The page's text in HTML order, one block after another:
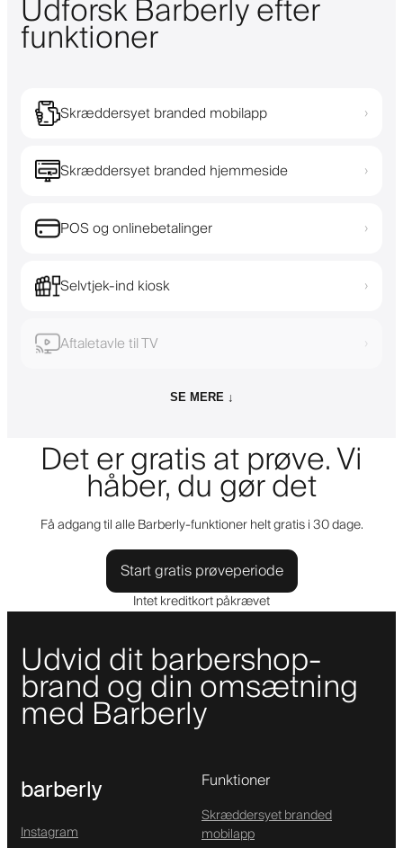
Udforsk Barberly efter
funktioner
Skræddersyet branded mobilapp ›
Skræddersyet branded hjemmeside ›
POS og onlinebetalinger ›
Selvtjek-ind kiosk ›
Aftaletavle til TV ›
SE MERE ↓
Det er gratis at prøve. Vi
håber, du gør det
Få adgang til alle Barberly-funktioner helt gratis i 30 dage.
Start gratis prøveperiode
Intet kreditkort påkrævet
Udvid dit barbershop-
brand og din omsætning
med Barberly
barberly
Instagram
Funktioner
Skræddersyet branded
mobilapp